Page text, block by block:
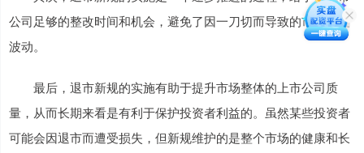
公司足够的整改时间和机会，避免了因一刀切而导致的市场过度
波动。
最后，退市新规的实施有助于提升市场整体的上市公司质
量，从而长期来看是有利于保护投资者利益的。虽然某些投资者
可能会因退市而遭受损失，但新规维护的是整个市场的健康和长